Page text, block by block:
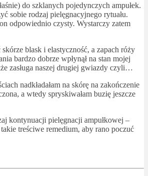
do szklanych pojedynczych ampułek.
sobie rodzaj pielęgnacyjnego rytuału.
odpowiednio czysty. Wystarczy zatem
blask i elastyczność, a zapach róży
bardzo dobrze wpłynął na stan mojej
zasługa naszej drugiej gwiazdy czyli…
nadkładałam na skórę na zakończenie
a wtedy spryskiwałam buzię jeszcze
kontynuacji pielęgnacji ampułkowej –
treściwe remedium, aby rano poczuć